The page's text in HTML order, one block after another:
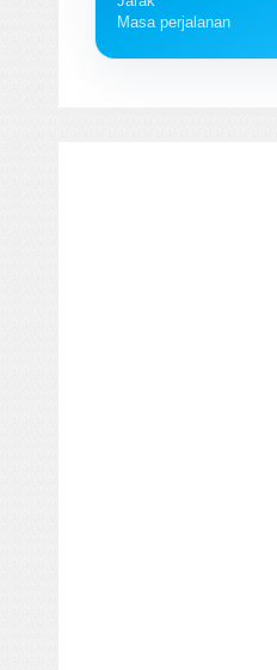
Masa perjalanan